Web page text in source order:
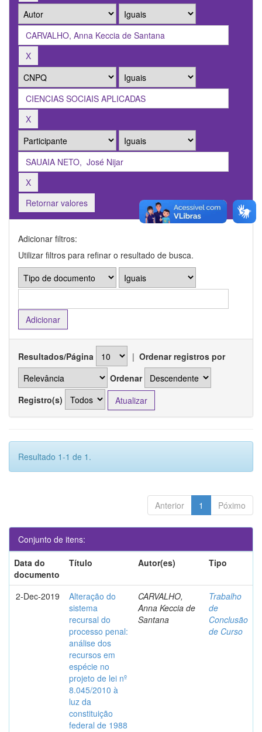
Retornar valores
Adicionar filtros:
Utilizar filtros para refinar o resultado de busca.
Resultados/Página | Ordenar registros por
Ordenar
Registro(s)
Resultado 1-1 de 1.
Anterior 1 Póximo
Conjunto de itens:
Data do
documento
Título Autor(es) Tipo
2-Dec-2019
Alteração do
sistema
recursal do
processo penal:
análise dos
recursos em
espécie no
projeto de lei nº
8.045/2010 à
luz da
constituição
federal de 1988
CARVALHO,
Anna Keccia de
Santana
Trabalho
de
Conclusão
de Curso